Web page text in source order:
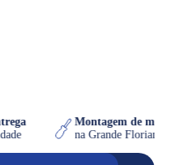
entrega
Montagem de
na Grande